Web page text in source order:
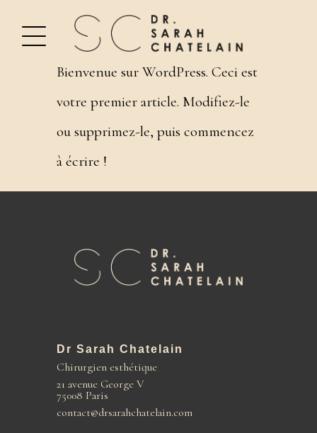
Bienvenue sur WordPress. Ceci est
votre premier article. Modifiez-le
ou supprimez-le, puis commencez
à écrire !
Dr Sarah Chatelain
Chirurgien esthétique
21 avenue George V
75008 Paris
contact@drsarahchatelain.com